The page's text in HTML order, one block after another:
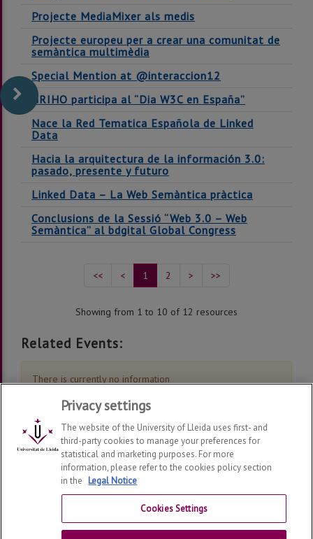
Projecte MediaMixer als medis
Projecte europeu per a crear una comunitat de
semàntica multimèdia
Special Mention at @interaccion12
GRIHO participa al “Dia W3C en España”
Nace la Red Tematica Española de Linked
Data
Hacia la arquitectura de la información 3.0:
pasado, presente y futuro
Linked Data – La Web Semàntica pràctica
Conclusions de la Sessió “Web 3.0 – Web
Semàntica” al bdgital Global Congress
<< < 1 2 > >>
Showing from 1 to 10 of 12 resources
Related Events:
There is currently no information
Grup de Recerca en Interacció Persona Ordinador i
Integració de Dades2026
Contact
Privacy settings
The website of the University of Lleida uses first- and
third-party cookies to manage your preferences for
statistical and marketing purposes. For more
information, please refer to the cookies policy section
in the Legal Notice
Cookies Settings